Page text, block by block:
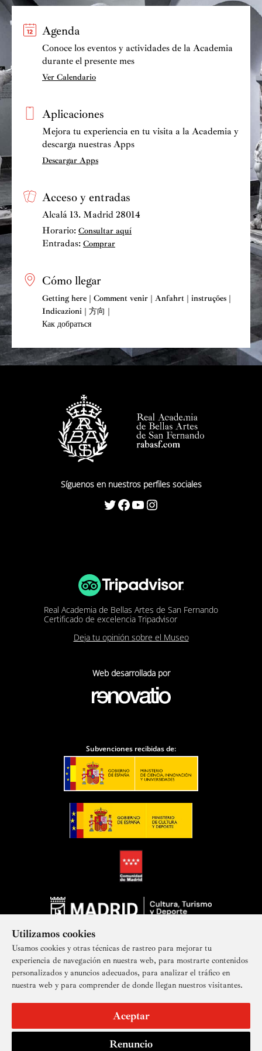
Utilizamos cookies
Usamos cookies y otras técnicas de rastreo para mejorar tu
experiencia de navegación en nuestra web, para mostrarte contenidos
personalizados y anuncios adecuados, para analizar el tráfico en
nuestra web y para comprender de donde llegan nuestros visitantes.
Aceptar
Renuncio
Agenda
Conoce los eventos y actividades de la Academia
durante el presente mes
Ver Calendario
Aplicaciones
Mejora tu experiencia en tu visita a la Academia y
descarga nuestras Apps
Descargar Apps
Acceso y entradas
Alcalá 13. Madrid 28014
Horario: Consultar aquí
Entradas: Comprar
Cómo llegar
Getting here | Comment venir | Anfahrt | instruções |
Indicazioni | 方向 |
Как добраться
Síguenos en nuestros perfiles sociales
Twitter Facebook YouTube Instagram
Real Academia de Bellas Artes de San Fernando
Certificado de excelencia Tripadvisor
Deja tu opinión sobre el Museo
Web desarrollada por
Subvenciones recibidas de:
Suscríbete a nuestra newsletter
AccesibilidadDerechos de imagen